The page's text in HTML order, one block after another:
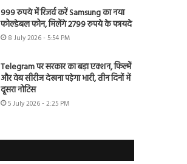
999 रुपये में रिजर्व करें Samsung का नया
फोल्डेबल फोन, मिलेंगे 2799 रुपये के फायदे
8 July 2026 - 5:54 PM
Telegram पर सरकार का बड़ा एक्शन, फिल्में
और वेब सीरीज देखना पड़ेगा भारी, तीन दिनों में
दूसरा नोटिस
5 July 2026 - 2:25 PM